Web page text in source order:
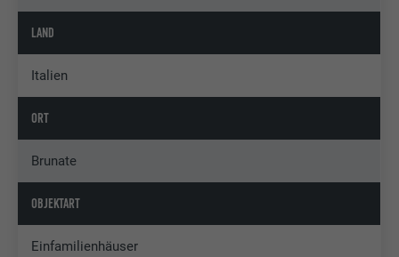
LAND
Italien
ORT
Brunate
OBJEKTART
Einfamilienhäuser